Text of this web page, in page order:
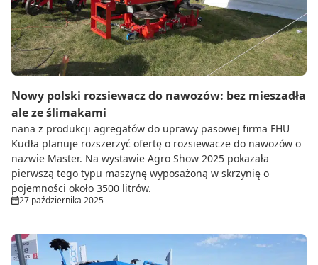
Nowy polski rozsiewacz do nawozów: bez mieszadła
ale ze ślimakami
nana z produkcji agregatów do uprawy pasowej firma FHU
Kudła planuje rozszerzyć ofertę o rozsiewacze do nawozów o
nazwie Master. Na wystawie Agro Show 2025 pokazała
pierwszą tego typu maszynę wyposażoną w skrzynię o
pojemności około 3500 litrów.
27 października 2025